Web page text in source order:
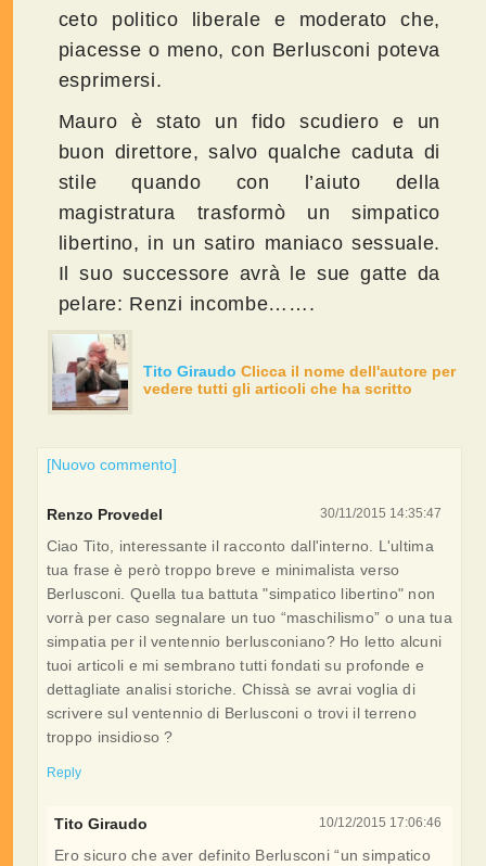
ceto politico liberale e moderato che,
piacesse o meno, con Berlusconi poteva
esprimersi.
Mauro è stato un fido scudiero e un
buon direttore, salvo qualche caduta di
stile quando con l’aiuto della
magistratura trasformò un simpatico
libertino, in un satiro maniaco sessuale.
Il suo successore avrà le sue gatte da
pelare: Renzi incombe…….
Tito Giraudo Clicca il nome dell'autore per
vedere tutti gli articoli che ha scritto
[Nuovo commento]
30/11/2015 14:35:47
Renzo Provedel
Ciao Tito, interessante il racconto dall'interno. L'ultima
tua frase è però troppo breve e minimalista verso
Berlusconi. Quella tua battuta "simpatico libertino" non
vorrà per caso segnalare un tuo “maschilismo” o una tua
simpatia per il ventennio berlusconiano? Ho letto alcuni
tuoi articoli e mi sembrano tutti fondati su profonde e
dettagliate analisi storiche. Chissà se avrai voglia di
scrivere sul ventennio di Berlusconi o trovi il terreno
troppo insidioso ?
Reply
10/12/2015 17:06:46
Tito Giraudo
Ero sicuro che aver definito Berlusconi “un simpatico